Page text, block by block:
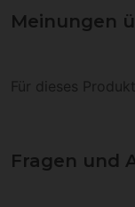
Meinungen
Für dieses
Fragen und